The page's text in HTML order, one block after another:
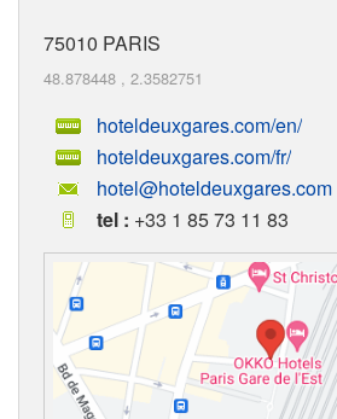
75010 PARIS
48.878448 , 2.3582751
hoteldeuxgares.com/en/
hoteldeuxgares.com/fr/
hotel@hoteldeuxgares.com
tel : +33 1 85 73 11 83